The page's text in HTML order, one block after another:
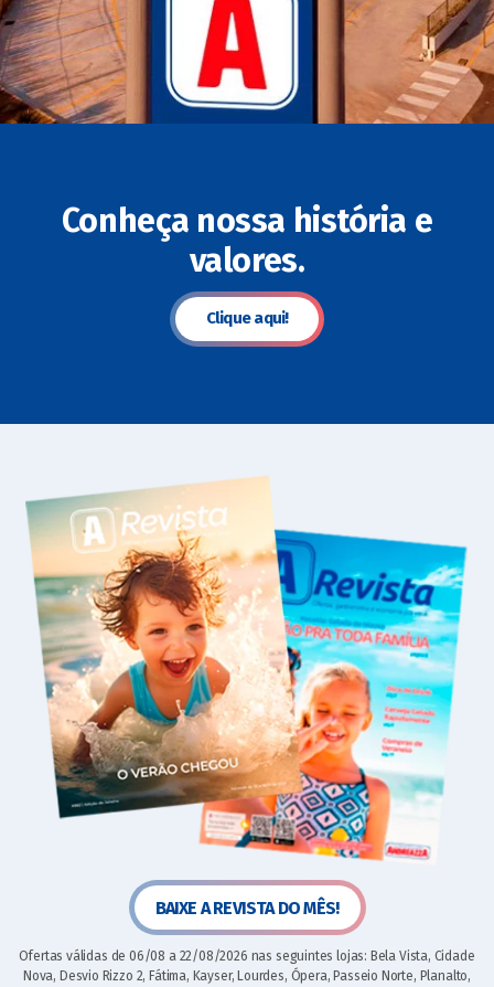
Conheça nossa história e
valores.
Clique aqui!
BAIXE A REVISTA DO MÊS!
Ofertas válidas de 06/08 a 22/08/2026 nas seguintes lojas: Bela Vista, Cidade
Nova, Desvio Rizzo 2, Fátima, Kayser, Lourdes, Ópera, Passeio Norte, Planalto,